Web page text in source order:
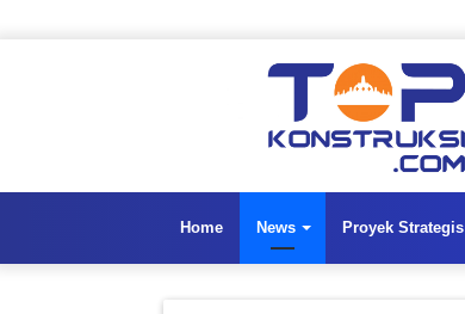
Home News Proyek Strategis